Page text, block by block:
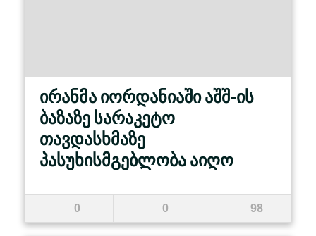
ირანმა იორდანიაში აშშ-ის
ბაზაზე სარაკეტო
თავდასხმაზე
პასუხისმგებლობა აიღო
0 0 98